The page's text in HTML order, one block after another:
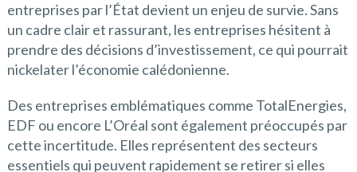
entreprises par l’État devient un enjeu de survie. Sans
un cadre clair et rassurant, les entreprises hésitent à
prendre des décisions d’investissement, ce qui pourrait
nickelater l’économie calédonienne.
Des entreprises emblématiques comme TotalEnergies,
EDF ou encore L’Oréal sont également préoccupés par
cette incertitude. Elles représentent des secteurs
essentiels qui peuvent rapidement se retirer si elles